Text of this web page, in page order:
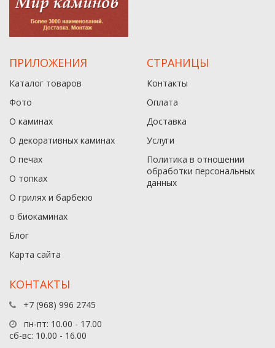
ПРИЛОЖЕНИЯ
Каталог товаров
Фото
О каминах
О декоративных каминах
О печах
О топках
О грилях и барбекю
о биокаминах
Блог
Карта сайта
СТРАНИЦЫ
Контакты
Оплата
Доставка
Услуги
Политика в отношении
обработки персональных
данныx
КОНТАКТЫ
+7 (968) 996 2745
пн-пт: 10.00 - 17.00
сб-вс: 10.00 - 16.00